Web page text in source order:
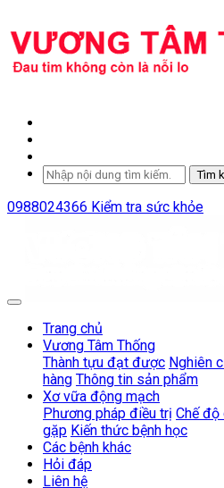
Tìm
0988024366 Kiểm tra sức khỏe
Trang chủ
Vương Tâm Thống
Thành tựu đạt được Nghiên
hàng Thông tin sản phẩm
Xơ vữa động mạch
Phương pháp điều trị Chế
gặp Kiến thức bệnh học
Các bệnh khác
Hỏi đáp
Liên hệ